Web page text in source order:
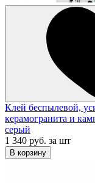
Клей беспылевой,
керамогранита и
серый
1 340 руб. за шт
В корзину